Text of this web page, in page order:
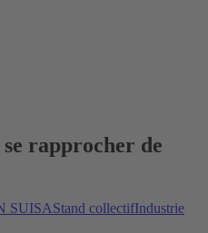
rapprocher de
SUISAStand collectifIndustrie